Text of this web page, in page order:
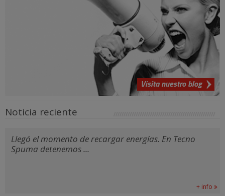
Visita nuestro blog
Noticia reciente
Llegó el momento de recargar energías. En Tecno
Spuma detenemos ...
+ info